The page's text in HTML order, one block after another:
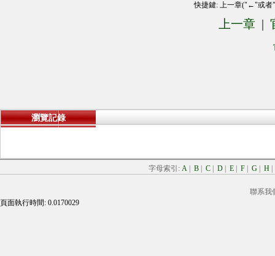
快捷鍵: 上一章("←"或
上一章 |
瀏覽記錄
字母索引: A B C D E F G H
聯系我
頁面執行時間: 0.0170029